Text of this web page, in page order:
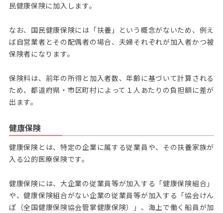
民健康保険に加入します。
なお、国民健康保険には「扶養」という概念がないため、例え
ば自営業者とその配偶者の場合、夫婦それぞれが加入者かつ被
保険者になります。
保険料は、前年の所得と加入者数、年齢に基づいて計算される
ため、都道府県・市区町村によって１人あたりの負担額に差が
出ます。
健康保険
健康保険とは、特定の企業に属する従業員や、その扶養家族が
入る公的医療保険です。
健康保険には、大企業の従業員等が加入する「健康保険組合」
や、健康保険組合がない企業の従業員等が加入する「協会けん
ぽ（全国健康保険協会管掌健康保険）」、海上で働く船員が加